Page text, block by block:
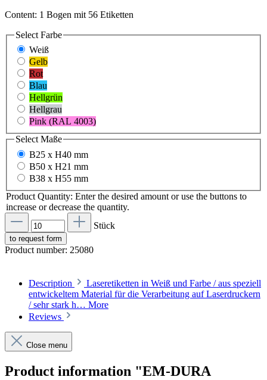
Content: 1 Bogen mit 56 Etiketten
Select Farbe
Weiß
Gelb
Rot
Blau
Hellgrün
Hellgrau
Pink (RAL 4003)
SelectMaße
B25 x H40 mm
B50 x H21 mm
B38 x H55 mm
Product Quantity: Enter the desired amount or use the buttons to
increase or decrease the quantity.
Stück
to request form
Product number: 25080
Description
Laseretiketten in Weiß und Farbe / aus speziell
entwickeltem Material für die Verarbeitung auf Laserdruckern
/ sehr stark h… More
Reviews
Close menu
Product information "EM-DURA